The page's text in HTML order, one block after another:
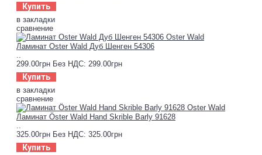
Купить
в закладки
сравнение
Ламинат Oster Wald Дуб Шенген 54306
299.00грн Без НДС: 299.00грн
Купить
в закладки
сравнение
Ламинат Öster Wald Hand Skrible Barly 91628
325.00грн Без НДС: 325.00грн
Купить